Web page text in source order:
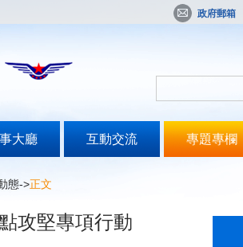
政府郵箱
大廳 互動交流 專題專欄
態->正文
攻堅專項行動